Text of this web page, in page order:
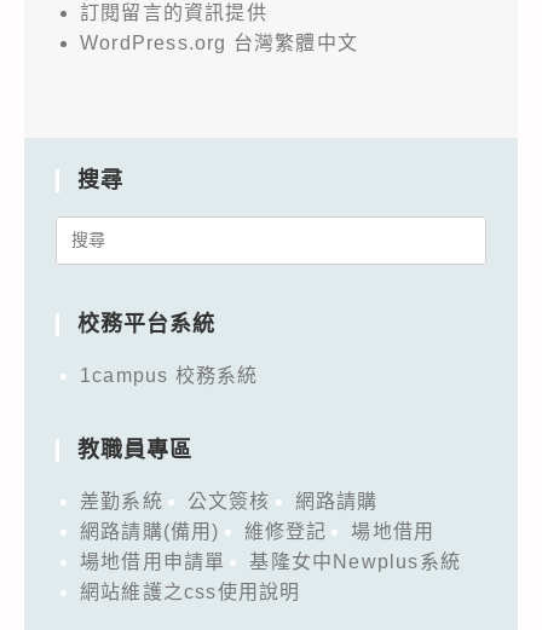
訂閱留言的資訊提供
WordPress.org 台灣繁體中文
搜尋
Search
校務平台系統
1campus 校務系統
教職員專區
差勤系統 公文簽核
網路請購
網路請購(備用)
維修登記
場地借用
場地借用申請單
基隆女中Newplus系統
網站維護之css使用說明